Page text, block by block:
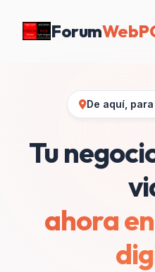
Forum
De aquí,
Tu
ahora